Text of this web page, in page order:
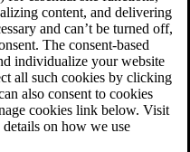
content, and delivering
and can’t be turned off,
The consent-based
individualize your website
all such cookies by clicking
also consent to cookies
cookies link below. Visit
on how we use